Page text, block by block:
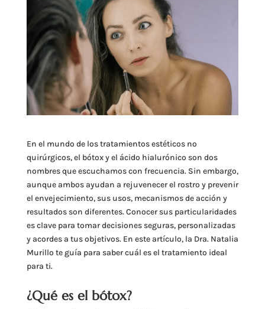
En el mundo de los tratamientos estéticos no
quirúrgicos, el bótox y el ácido hialurónico son dos
nombres que escuchamos con frecuencia. Sin embargo,
aunque ambos ayudan a rejuvenecer el rostro y prevenir
el envejecimiento, sus usos, mecanismos de acción y
resultados son diferentes. Conocer sus particularidades
es clave para tomar decisiones seguras, personalizadas
y acordes a tus objetivos. En este artículo, la Dra. Natalia
Murillo te guía para saber cuál es el tratamiento ideal
para ti.
¿Qué es el bótox?